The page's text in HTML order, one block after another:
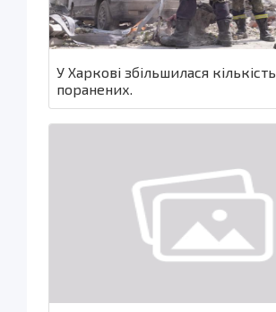
У Харкові збільшилася кількість
поранених.